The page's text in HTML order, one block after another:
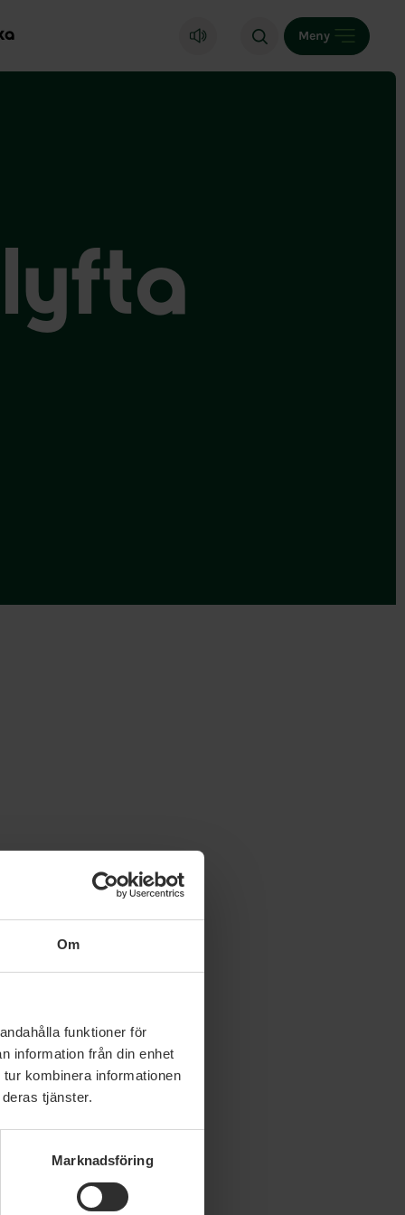
Om
funktioner för
information från din enhet
kombinera informationen
tjänster.
Marknadsföring
Meny
2021